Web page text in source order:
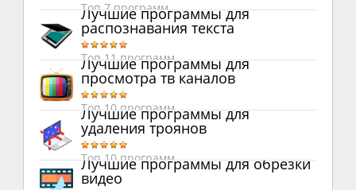
Топ 7 программ
Лучшие программы для
распознавания текста
Топ 11 программ
Лучшие программы для
просмотра тв каналов
Топ 10 программ
Лучшие программы для
удаления троянов
Топ 10 программ
Лучшие программы для обрезки
видео